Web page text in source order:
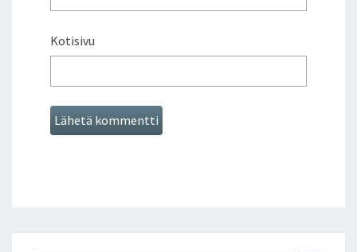
Kotisivu